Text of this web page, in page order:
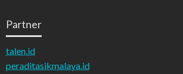
Partner
talen.id
peraditasikmalaya.id